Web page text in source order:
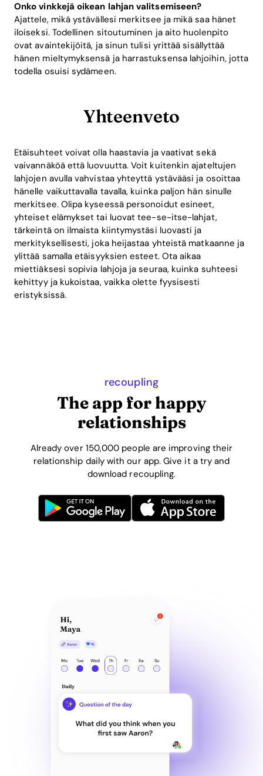
Onko vinkkejä oikean lahjan valitsemiseen?
Ajattele, mikä ystävällesi merkitsee ja mikä saa hänet
iloiseksi. Todellinen sitoutuminen ja aito huolenpito
ovat avaintekijöitä, ja sinun tulisi yrittää sisällyttää
hänen mieltymyksensä ja harrastuksensa lahjoihin, jotta
todella osuisi sydämeen.
Yhteenveto
Etäisuhteet voivat olla haastavia ja vaativat sekä
vaivannäköä että luovuutta. Voit kuitenkin ajateltujen
lahjojen avulla vahvistaa yhteyttä ystävääsi ja osoittaa
hänelle vaikuttavalla tavalla, kuinka paljon hän sinulle
merkitsee. Olipa kyseessä personoidut esineet,
yhteiset elämykset tai luovat tee-se-itse-lahjat,
tärkeintä on ilmaista kiintymystäsi luovasti ja
merkityksellisesti, joka heijastaa yhteistä matkaanne ja
ylittää samalla etäisyyksien esteet. Ota aikaa
miettiäksesi sopivia lahjoja ja seuraa, kuinka suhteesi
kehittyy ja kukoistaa, vaikka olette fyysisesti
eristyksissä.
recoupling
The app for happy
relationships
Already over 150,000 people are improving their
relationship daily with our app. Give it a try and
download recoupling.